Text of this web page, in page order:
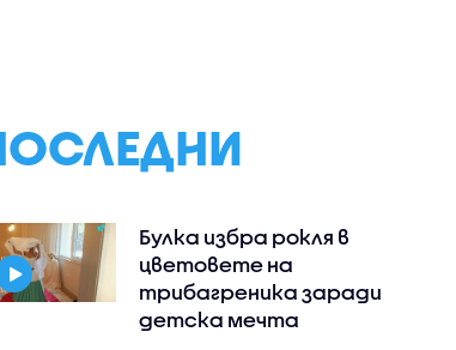
Булка избра рокля в
цветовете на
трибагреника заради
детска мечта